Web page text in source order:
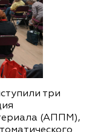
три
(АППМ),